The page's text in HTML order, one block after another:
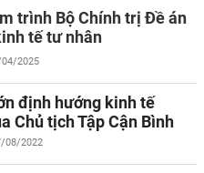
trình Bộ Chính trị Đề án
tế tư nhân
2025
định hướng kinh tế
Chủ tịch Tập Cận Bình
08/2022